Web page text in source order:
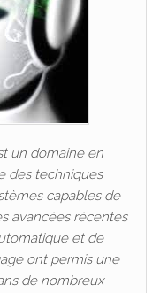
un domaine en
des techniques
capables de
avancées récentes
et de
ont permis une
de nombreux